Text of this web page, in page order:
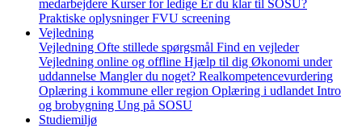
medarbejdere Kurser for ledige Er du klar til SOSU?
Praktiske oplysningerFVU screening
Vejledning
Vejledning Ofte stillede spørgsmål Find en vejleder
Vejledning online og offline Hjælp til dig Økonomi under
uddannelse Mangler du noget? Realkompetencevurdering
Oplæring i kommune eller region Oplæring i udlandet Intro
og brobygning Ung på SOSU
Studiemiljø